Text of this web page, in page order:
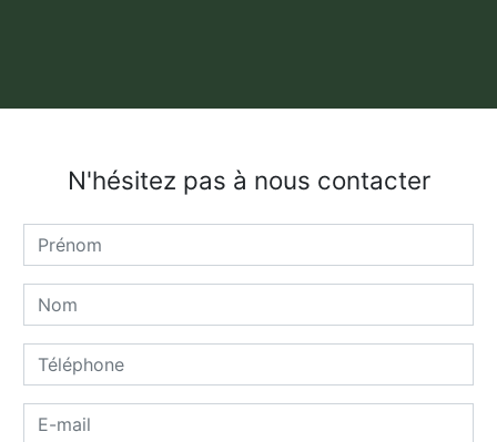
N'hésitez pas à nous contacter